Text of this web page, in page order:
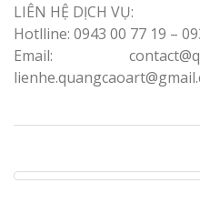
LIÊN HỆ DỊCH VỤ:
Hotlline: 0943 00 77 19 –
Email: